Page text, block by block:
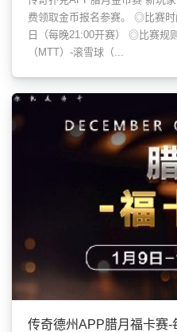
费领取金币报名参赛。 ◎比赛
日（每晚21:00开赛） ◎比赛规
（MTT）-滚雪球（...
传奇德州APP腊月福卡赛-